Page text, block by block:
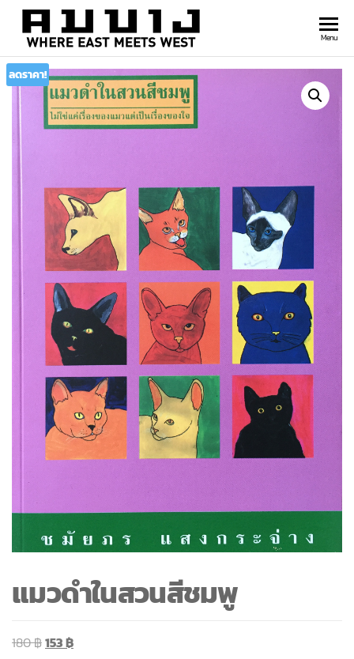
พิมพ์
east
meets
Menu
ลดราคา!
แมวดำในสวนสีชมพู
180฿153฿